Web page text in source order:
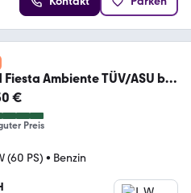
Fiesta Ambiente TÜV/ASU bis
€
Preis
(60 PS) • Benzin